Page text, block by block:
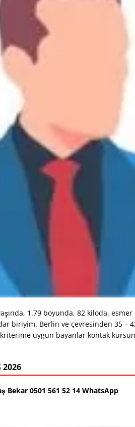
1.79 boyunda, 82 kiloda, esmer
biriyim. Berlin ve çevresinden 35 –
uygun bayanlar kontak
2026
Bekar 0501 561 52 14 WhatsApp